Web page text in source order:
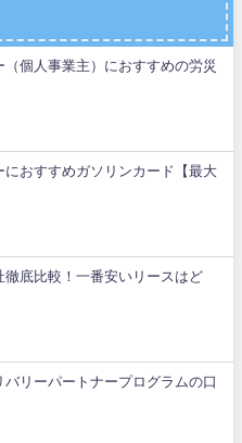
（個人事業主）におすすめの労災
におすすめガソリンカード【最大
徹底比較！一番安いリースはど
バリーパートナープログラムの口